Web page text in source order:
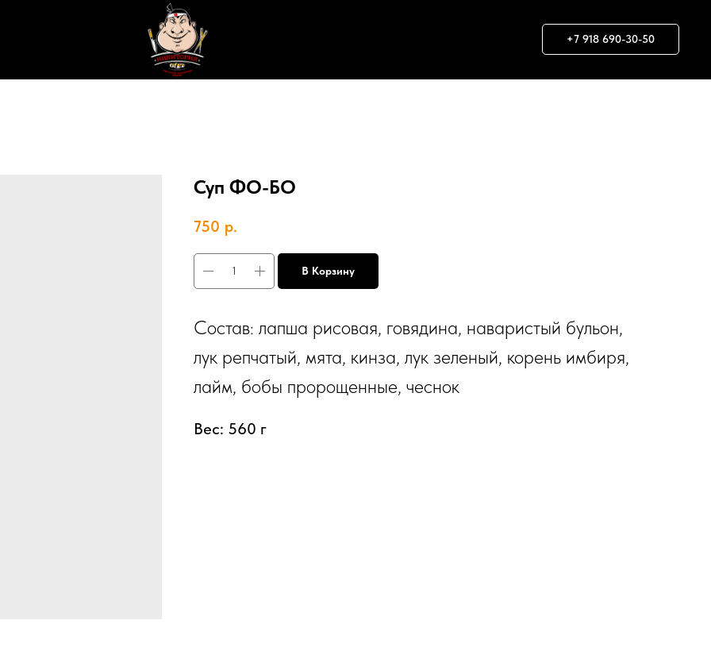
+7 918 690-30-50
Суп ФО-БО
750 р.
В Корзину
Состав: лапша рисовая, говядина, наваристый бульон,
лук репчатый, мята, кинза, лук зеленый, корень имбиря,
лайм, бобы пророщенные, чеснок
Вес: 560 г